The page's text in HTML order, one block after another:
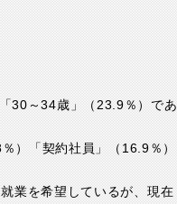
30～34歳」（23.9％）であ
）「契約社員」（16.9％）
業を希望しているが、現在